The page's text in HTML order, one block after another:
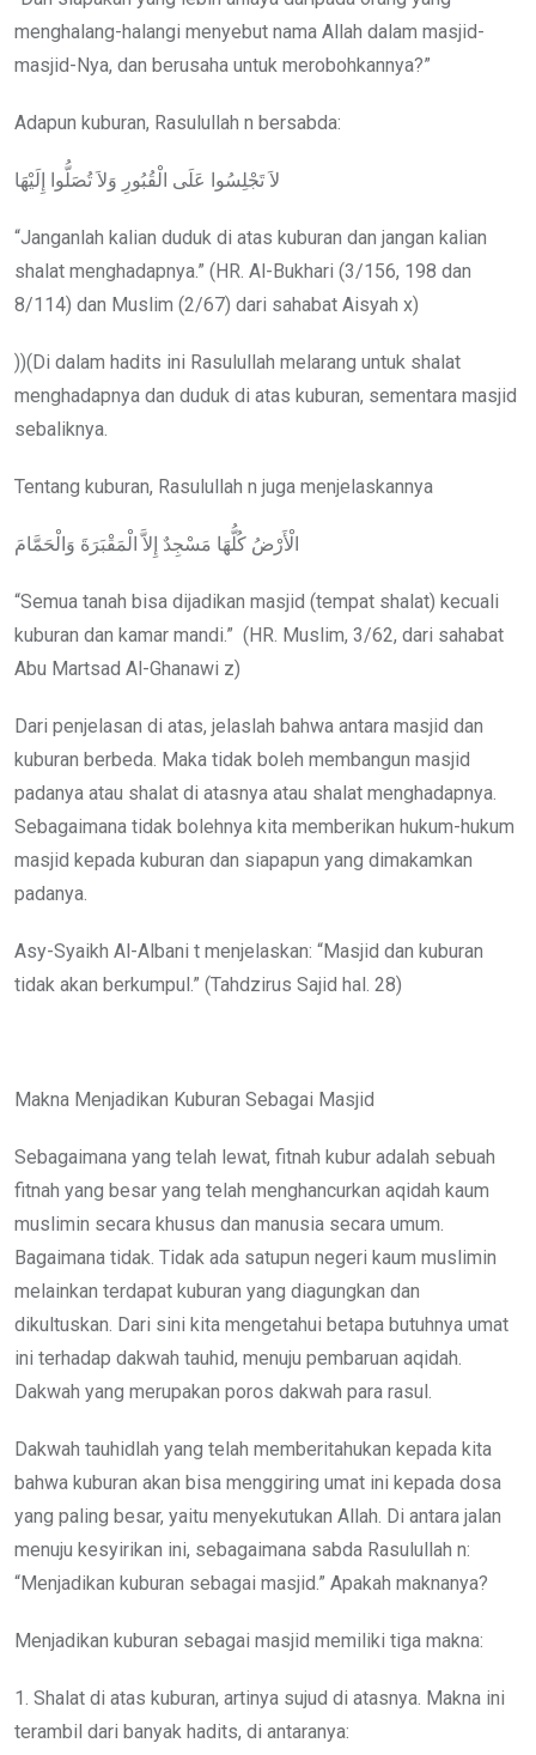
menghalang-halangi menyebut nama Allah dalam masjid-
masjid-Nya, dan berusaha untuk merobohkannya?”
Adapun kuburan, Rasulullah n bersabda:
لاَ تَجْلِسُوا عَلَى الْقُبُورِ وَلاَ تُصَلُّوا إِلَيْهَا
“Janganlah kalian duduk di atas kuburan dan jangan kalian
shalat menghadapnya.” (HR. Al-Bukhari (3/156, 198 dan
8/114) dan Muslim (2/67) dari sahabat Aisyah x)
))(Di dalam hadits ini Rasulullah melarang untuk shalat
menghadapnya dan duduk di atas kuburan, sementara masjid
sebaliknya.
Tentang kuburan, Rasulullah n juga menjelaskannya
الْأَرْضُ كُلُّهَا مَسْجِدٌ إِلاَّ الْمَقْبَرَةَ وَالْحَمَّامَ
“Semua tanah bisa dijadikan masjid (tempat shalat) kecuali
kuburan dan kamar mandi.” (HR. Muslim, 3/62, dari sahabat
Abu Martsad Al-Ghanawi z)
Dari penjelasan di atas, jelaslah bahwa antara masjid dan
kuburan berbeda. Maka tidak boleh membangun masjid
padanya atau shalat di atasnya atau shalat menghadapnya.
Sebagaimana tidak bolehnya kita memberikan hukum-hukum
masjid kepada kuburan dan siapapun yang dimakamkan
padanya.
Asy-Syaikh Al-Albani t menjelaskan: “Masjid dan kuburan
tidak akan berkumpul.” (Tahdzirus Sajid hal. 28)
Makna Menjadikan Kuburan Sebagai Masjid
Sebagaimana yang telah lewat, fitnah kubur adalah sebuah
fitnah yang besar yang telah menghancurkan aqidah kaum
muslimin secara khusus dan manusia secara umum.
Bagaimana tidak. Tidak ada satupun negeri kaum muslimin
melainkan terdapat kuburan yang diagungkan dan
dikultuskan. Dari sini kita mengetahui betapa butuhnya umat
ini terhadap dakwah tauhid, menuju pembaruan aqidah.
Dakwah yang merupakan poros dakwah para rasul.
Dakwah tauhidlah yang telah memberitahukan kepada kita
bahwa kuburan akan bisa menggiring umat ini kepada dosa
yang paling besar, yaitu menyekutukan Allah. Di antara jalan
menuju kesyirikan ini, sebagaimana sabda Rasulullah n:
“Menjadikan kuburan sebagai masjid.” Apakah maknanya?
Menjadikan kuburan sebagai masjid memiliki tiga makna:
1. Shalat di atas kuburan, artinya sujud di atasnya. Makna ini
terambil dari banyak hadits, di antaranya: